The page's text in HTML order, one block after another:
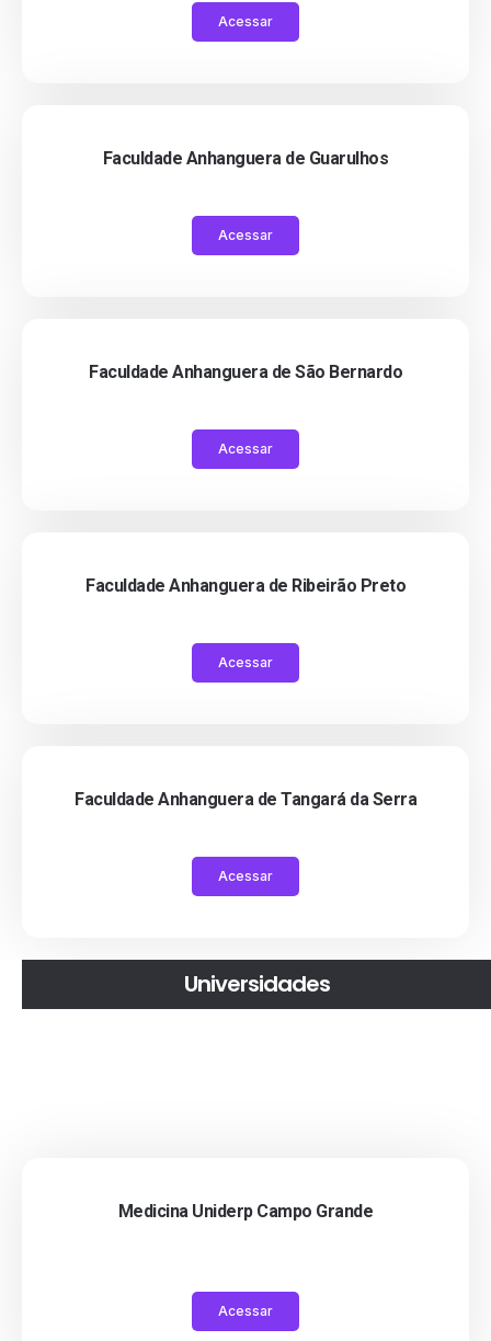
Acessar
Faculdade Anhanguera de Guarulhos
Acessar
Faculdade Anhanguera de São Bernardo
Acessar
Faculdade Anhanguera de Ribeirão Preto
Acessar
Faculdade Anhanguera de Tangará da Serra
Acessar
Universidades
Medicina Uniderp Campo Grande
Acessar